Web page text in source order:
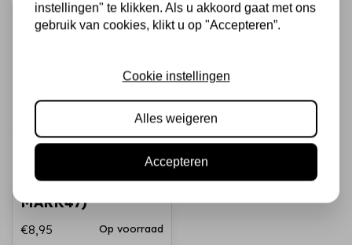
STUDIO LIGHT
Desert (SL-CO-
MARK47)
€8,95 Op voorraad
instellingen" te klikken. Als u akkoord gaat met ons
gebruik van cookies, klikt u op "Accepteren”.
Cookie instellingen
Alles weigeren
Accepteren